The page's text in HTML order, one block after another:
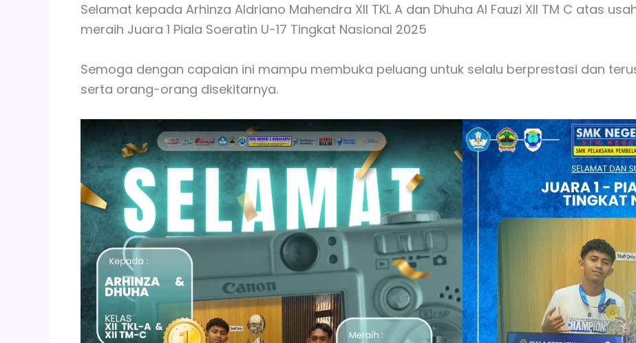
Selamat kepada Arhinza Aldriano Mahendra XII TKL A dan Dhuha Al Fauzi XII TM C atas
meraih Juara 1 Piala Soeratin U-17 Tingkat Nasional 2025
Semoga dengan capaian ini mampu membuka peluang untuk selalu berprestasi dan
serta orang-orang disekitarnya.